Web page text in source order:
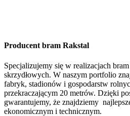
Producent bram Rakstal
Specjalizujemy się w realizacjach
skrzydłowych. W naszym portfolio
fabryk, stadionów i gospodarstw
przekraczającym 20 metrów. Dzięki
gwarantujemy, że znajdziemy
ekonomicznym i technicznym.